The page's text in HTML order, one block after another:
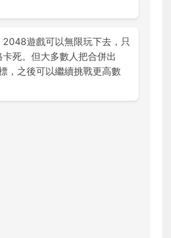
2048遊戲可以無限玩下去，只
死。但大多數人把合併出
，之後可以繼續挑戰更高數